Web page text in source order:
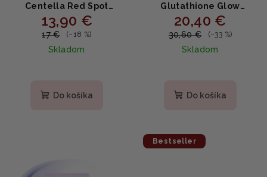
Centella Red Spot
Cream - Krém na
začervenanie s
heartleaf a centellou
30g
13,90 €
17 € (–18 %)
Skladom
Do košíka
Glutathione Glow
Capsule Cream -
Omladzujúci a
rozžiarujúci kapsulový
krém s glutatiónom 50ml
20,40 €
30,60 € (–33 %)
Skladom
produktu
Do košíka
Bestseller